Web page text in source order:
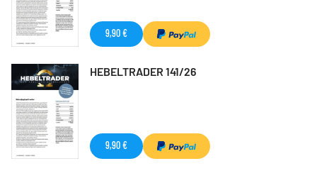
9,90 €
HEBELTRADER 141/26
9,90 €